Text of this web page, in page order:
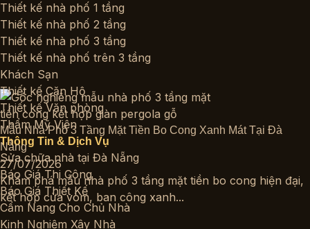
Thiết kế nhà phố 1 tầng
Thiết kế nhà phố 2 tầng
Thiết kế nhà phố 3 tầng
Thiết kế nhà phố trên 3 tầng
Khách Sạn
Thiết kế Căn Hộ
Thiết kế Văn phòng
Thẩm Mỹ Viện
Thông Tin & Dịch Vụ
Sửa chữa nhà tại Đà Nẵng
Báo Giá Thi Công
Báo Giá Thiết Kế
Cẩm Nang Cho Chủ Nhà
Kinh Nghiệm Xây Nhà
Mẫu Nhà Phố 3 Tầng Mặt Tiền Bo Cong Xanh Mát Tại Đà
Nẵng
27/07/2026
Khám phá mẫu nhà phố 3 tầng mặt tiền bo cong hiện đại,
kết hợp cửa vòm, ban công xanh...